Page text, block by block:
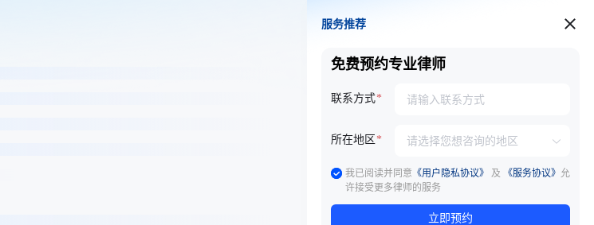
服务推荐
服务推荐
免费预约专业律师
联系方式
所在地区
我已阅读并同意 《用户隐私协议》 及 《服务协议》 允
许接受更多律师的服务
立即预约